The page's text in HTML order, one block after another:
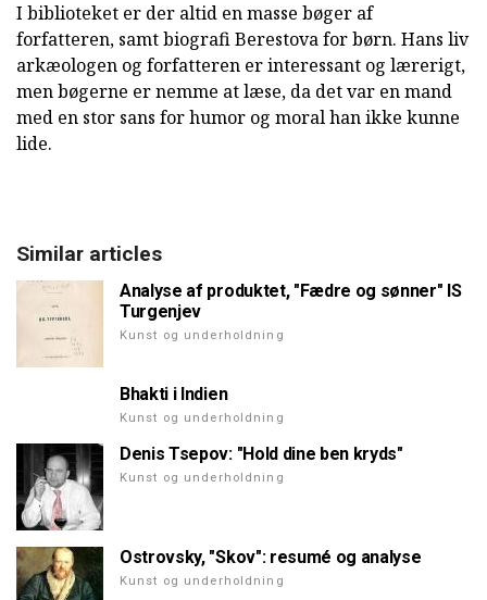
I biblioteket er der altid en masse bøger af
forfatteren, samt biografi Berestova for børn. Hans liv
arkæologen og forfatteren er interessant og lærerigt,
men bøgerne er nemme at læse, da det var en mand
med en stor sans for humor og moral han ikke kunne
lide.
Similar articles
Analyse af produktet, "Fædre og sønner" IS
Turgenjev
Kunst og underholdning
Bhakti i Indien
Kunst og underholdning
Denis Tsepov: "Hold dine ben kryds"
Kunst og underholdning
Ostrovsky, "Skov": resumé og analyse
Kunst og underholdning